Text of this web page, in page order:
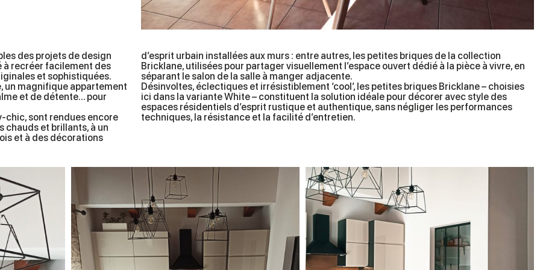
des projets de design
à recréer facilement des
et sophistiquées.
un magnifique appartement
et de détente... pour
chic, sont rendues encore
chauds et brillants, à un
et à des décorations
d’esprit urbain installées aux murs : entre autres, les petites briques de la collection
Bricklane, utilisées pour partager visuellement l’espace ouvert dédié à la pièce à vivre, en
séparant le salon de la salle à manger adjacente.
Désinvoltes, éclectiques et irrésistiblement ‘cool’, les petites briques Bricklane – choisies
ici dans la variante White – constituent la solution idéale pour décorer avec style des
espaces résidentiels d’esprit rustique et authentique, sans négliger les performances
techniques, la résistance et la facilité d’entretien.